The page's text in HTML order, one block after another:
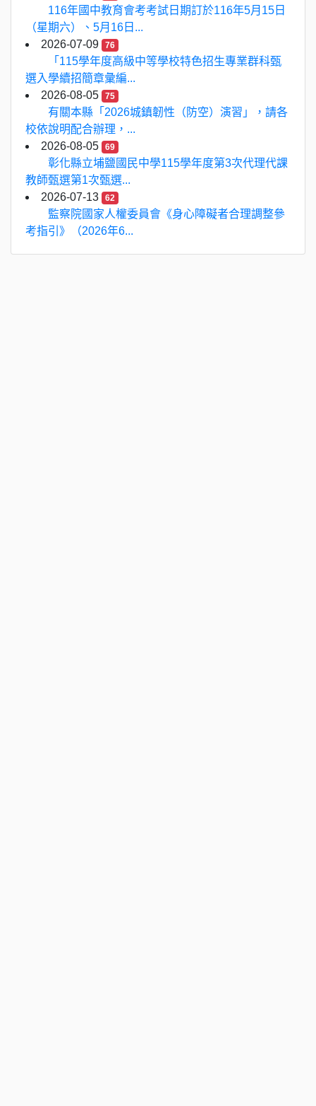
116年國中教育會考考試日期訂於116年5月15日
（星期六）、5月16日...
2026-07-09
76
「115學年度高級中等學校特色招生專業群科甄
選入學續招簡章彙編...
2026-08-05
75
有關本縣「2026城鎮韌性（防空）演習」，請各
校依說明配合辦理，...
2026-08-05
69
彰化縣立埔鹽國民中學115學年度第3次代理代課
教師甄選第1次甄選...
2026-07-13
62
監察院國家人權委員會《身心障礙者合理調整參
考指引》（2026年6...